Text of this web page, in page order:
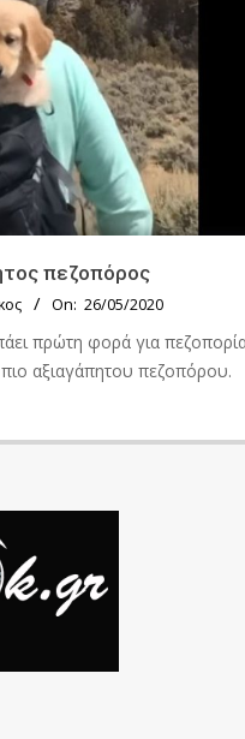
πεζοπόρος
On: 26/05/2020
πρώτη φορά για
πιο αξιαγάπητου πεζοπόρου.